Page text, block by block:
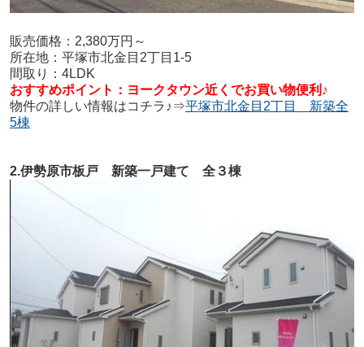
販売価格：2,380万円～
所在地：平塚市北金目2丁目1-5
間取り：4LDK
おすすめポイント：ヨークタウン近くでお買い物便利 ♪
物件の詳しい情報はコチラ♪⇒平塚市北金目2丁目 新築全
5棟
2.伊勢原市板戸 新築一戸建て 全３棟